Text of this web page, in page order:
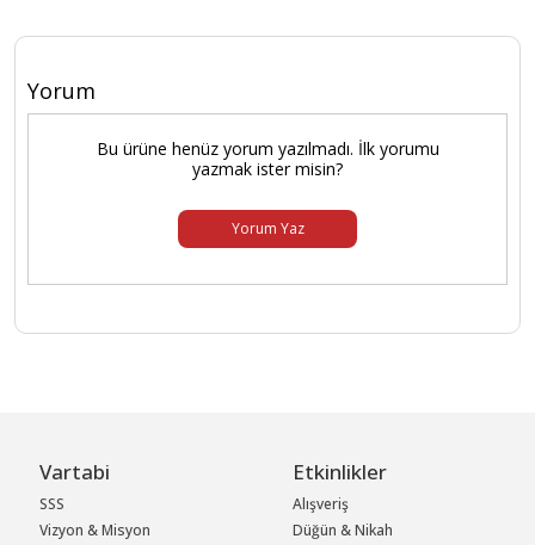
Yorum
Bu ürüne henüz yorum yazılmadı. İlk yorumu
yazmak ister misin?
Yorum Yaz
Vartabi
SSS
Vizyon & Misyon
Etkinlikler
Alışveriş
Düğün & Nikah